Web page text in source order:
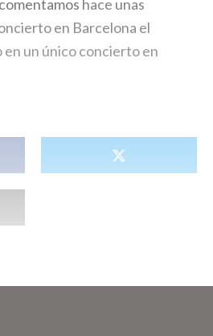
hace unas
en Barcelona el
en un único concierto en